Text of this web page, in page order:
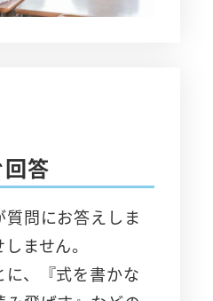
答
問にお答えしま
ません。
に、『式を書かな